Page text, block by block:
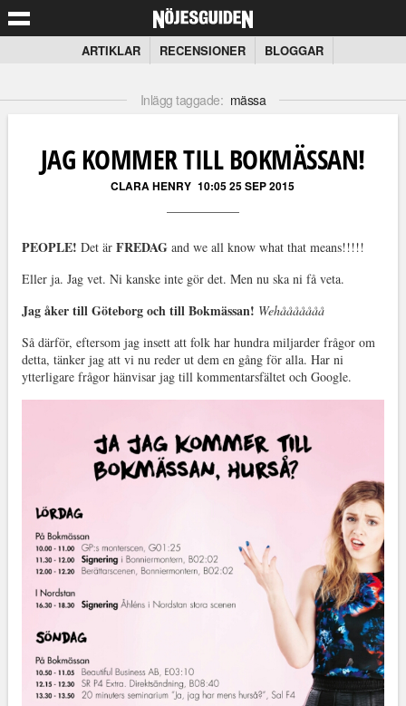
ARTIKLAR RECENSIONER BLOGGAR
Inlägg taggade: mässa
JAG KOMMER TILL BOKMÄSSAN!
CLARA HENRY 10:05 25 SEP 2015
PEOPLE! Det är FREDAGand we all know what that means!!!!!
Eller ja. Jag vet. Ni kanske inte gör det. Men nu ska ni få veta.
Jag åker till Göteborg och till Bokmässan! Wehååååååå
Så därför, eftersom jag insett att folk har hundra miljarder frågor om
detta, tänker jag att vi nu reder ut dem en gång för alla. Har ni
ytterligare frågor hänvisar jag till kommentarsfältet och Google.